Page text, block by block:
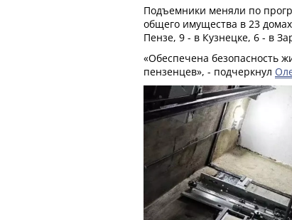
Подъемники меняли по
общего имущества в 23
Пензе, 9 - в Кузнецке, 6 - в
«Обеспечена безопасность
пензенцев», - подчеркнул